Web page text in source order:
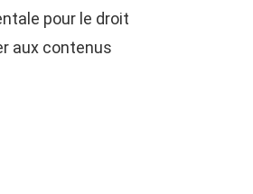
pour le droit
aux contenus